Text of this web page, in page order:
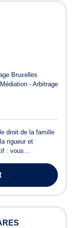
-
Bruxelles
- Arbitrage
droit de la famille
rigueur et
: vous
et